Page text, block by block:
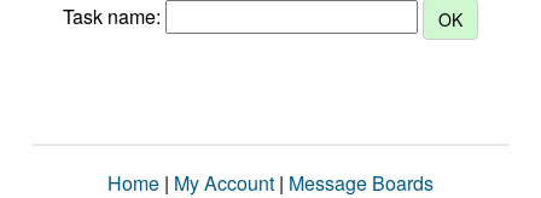
Task name:
Home | My Account | Message Boards